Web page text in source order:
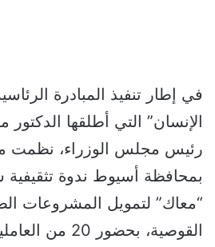
في إطار تنفيذ المبادرة
الإنسان” التي أطلقها
رئيس مجلس الوزراء، نظمت
بمحافظة أسيوط ندوة
“معاك” لتمويل المشروعات
القوصية، بحضور 20 من العاملين بالشركة.